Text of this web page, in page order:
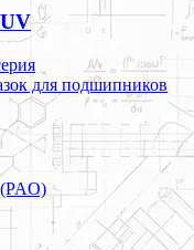
для подшипников